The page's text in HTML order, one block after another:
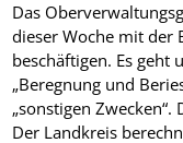
Das
dieser Woche mit der
beschäftigen. Es geht
„Beregnung und
„sonstigen
Der Landkreis